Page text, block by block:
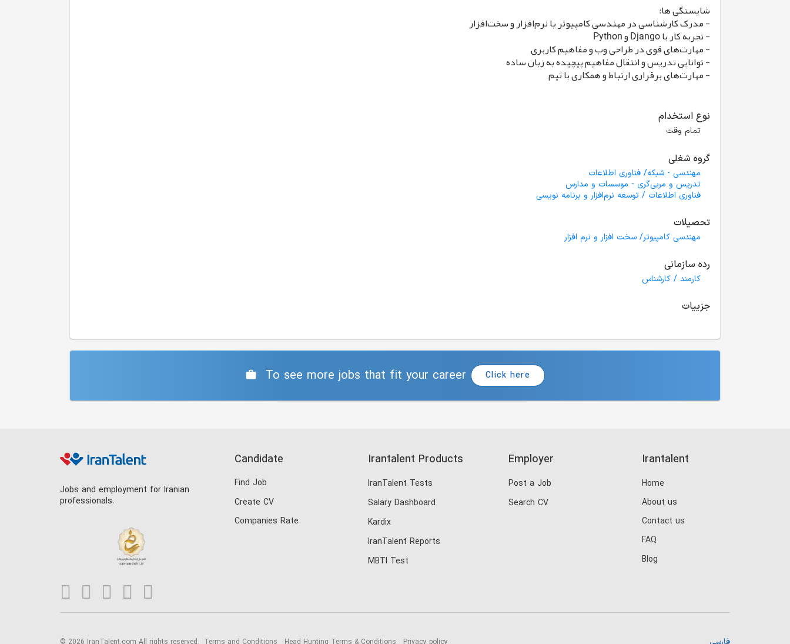
شایستگی ها:
- مدرک کارشناسی در مهندسی کامپیوتر یا نرم‌افزار و سخت‌افزار
- تجربه کار با Django و Python
- مهارت‌های قوی در طراحی وب و مفاهیم کاربری
- توانایی تدریس و انتقال مفاهیم پیچیده به زبان ساده
- مهارت‌های برقراری ارتباط و همکاری با تیم
نوع استخدام
تمام وقت
گروه شغلی
مهندسی - شبکه/ فناوری اطلاعات
تدریس و مربی‌گری - موسسات و مدارس
فناوری اطلاعات / توسعه نرم‌افزار و برنامه نویسی
تحصیلات
مهندسی کامپیوتر/ سخت افزار و نرم افزار
رده سازمانی
کارمند / کارشناس
جزییات
To see more jobs that fit your career Click here
Jobs and employment for Iranian
professionals.
Candidate
Find Job
Create CV
Companies Rate
Irantalent Products
IranTalent Tests
Salary Dashboard
Kardix
IranTalent Reports
MBTI Test
Employer
Post a Job
Search CV
Irantalent
Home
About us
Contact us
FAQ
Blog